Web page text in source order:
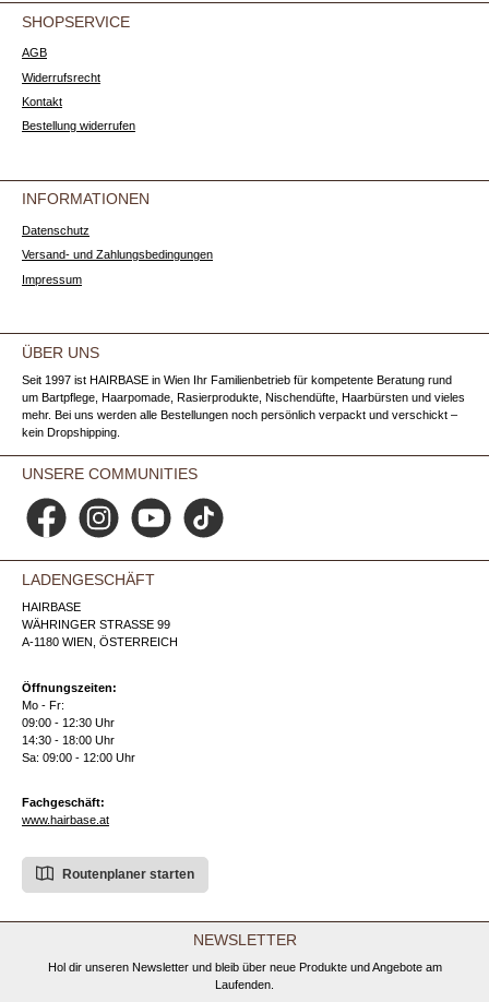
SHOPSERVICE
AGB
Widerrufsrecht
Kontakt
Bestellung widerrufen
INFORMATIONEN
Datenschutz
Versand- und Zahlungsbedingungen
Impressum
ÜBER UNS
Seit 1997 ist HAIRBASE in Wien Ihr Familienbetrieb für kompetente Beratung rund
um Bartpflege, Haarpomade, Rasierprodukte, Nischendüfte, Haarbürsten und vieles
mehr. Bei uns werden alle Bestellungen noch persönlich verpackt und verschickt –
kein Dropshipping.
UNSERE COMMUNITIES
Facebook Instagram YouTube TikTok
LADENGESCHÄFT
HAIRBASE
WÄHRINGER STRASSE 99
A-1180 WIEN, ÖSTERREICH
Öffnungszeiten:
Mo - Fr:
09:00 - 12:30 Uhr
14:30 - 18:00 Uhr
Sa: 09:00 - 12:00 Uhr
Fachgeschäft:
www.hairbase.at
Routenplaner starten
NEWSLETTER
Hol dir unseren Newsletter und bleib über neue Produkte und Angebote am
Laufenden.